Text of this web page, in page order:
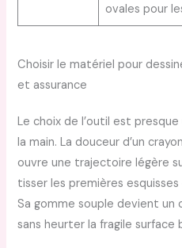
ovales pour
Choisir le matériel pour
et assurance
Le choix de l’outil est
la main. La douceur d’un
ouvre une trajectoire légère
tisser les premières
Sa gomme souple devient un
sans heurter la fragile surface